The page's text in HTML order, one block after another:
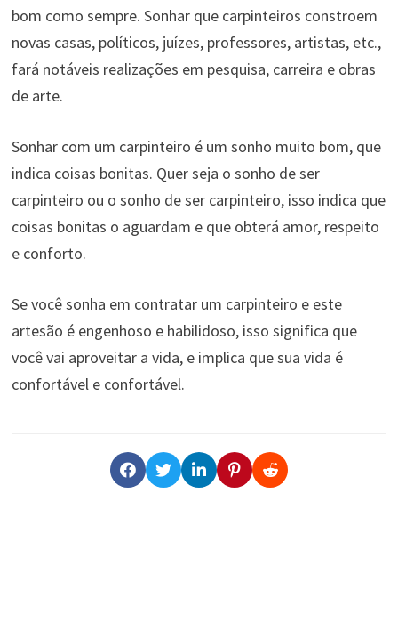
bom como sempre. Sonhar que carpinteiros constroem
novas casas, políticos, juízes, professores, artistas, etc.,
fará notáveis ​​realizações em pesquisa, carreira e obras
de arte.
Sonhar com um carpinteiro é um sonho muito bom, que
indica coisas bonitas. Quer seja o sonho de ser
carpinteiro ou o sonho de ser carpinteiro, isso indica que
coisas bonitas o aguardam e que obterá amor, respeito
e conforto.
Se você sonha em contratar um carpinteiro e este
artesão é engenhoso e habilidoso, isso significa que
você vai aproveitar a vida, e implica que sua vida é
confortável e confortável.